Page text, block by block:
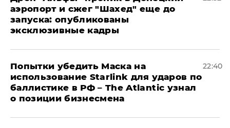
аэропорт и сжег "Шахед" еще до
запуска: опубликованы
эксклюзивные кадры
Попытки убедить Маска на
использование Starlink для ударов по
баллистике в РФ – The Atlantic узнал
о позиции бизнесмена
22:40